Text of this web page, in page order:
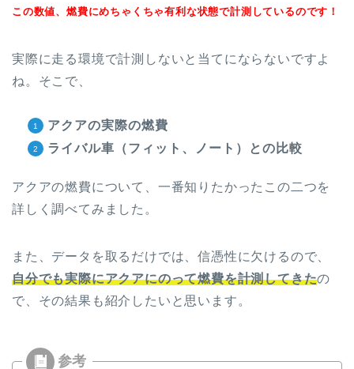
この数値、燃費にめちゃくちゃ有利な状態で計測しているのです！
実際に走る環境で計測しないと当てにならないですよ
ね。そこで、
アクアの実際の燃費
ライバル車（フィット、ノート ）との比較
アクアの燃費について、一番知りたかったこの二つを
詳しく調べてみました。
また、データを取るだけでは、信憑性に欠けるので、
自分でも実際にアクアにのって燃費を計測してきたの
で、その結果も紹介したいと思います。